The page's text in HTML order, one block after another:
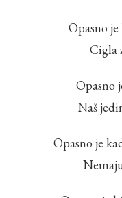
Opasno
Cigla
Opasno
Naš
Opasno je